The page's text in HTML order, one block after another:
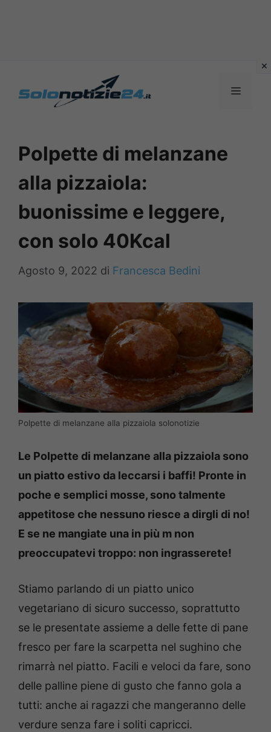
MENU
Polpette di melanzane
alla pizzaiola:
buonissime e leggere,
con solo 40Kcal
Agosto 9, 2022 di Francesca Bedini
Polpette di melanzane alla pizzaiola solonotizie
Le Polpette di melanzane alla pizzaiola sono
un piatto estivo da leccarsi i baffi! Pronte in
poche e semplici mosse, sono talmente
appetitose che nessuno riesce a dirgli di no!
E se ne mangiate una in più m non
preoccupatevi troppo: non ingrasserete!
Stiamo parlando di un piatto unico
vegetariano di sicuro successo, soprattutto
se le presentate assieme a delle fette di pane
fresco per fare la scarpetta nel sughino che
rimarrà nel piatto. Facili e veloci da fare, sono
delle palline piene di gusto che fanno gola a
tutti: anche ai ragazzi che mangeranno delle
verdure senza fare i soliti capricci.